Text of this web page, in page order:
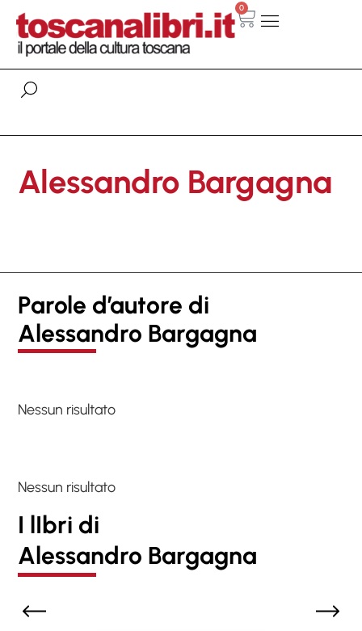
0
Alessandro Bargagna
Parole d’autore di
Alessandro Bargagna
Nessun risultato
Nessun risultato
I lIbri di
Alessandro Bargagna